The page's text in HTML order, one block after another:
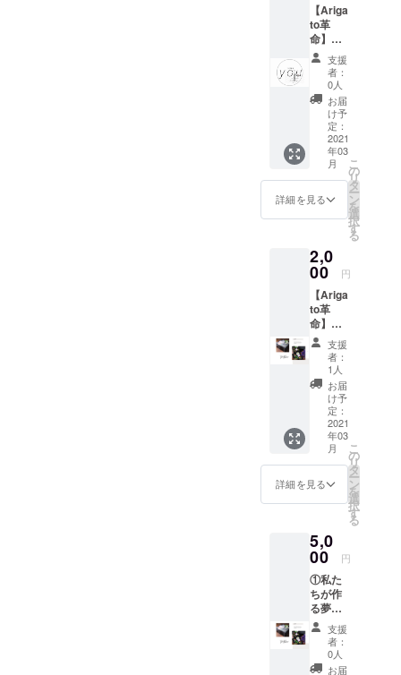
【Ariga
to革
命】の
初回コ
ンテン
ツのご
紹介と
お礼の
メール
をお送
りいた
します
☆
支援
者：
0人
お届
け予
定：
2021
年03
月
詳細を見る
こ
の
リ
タ
ー
ン
を
選
択
す
る
2,0
00 円
【Ariga
to革
命】月
会費半
年間パ
スポー
ト ①私
たちが
作る夢
のプ
ラット
ホーム
【Ariga
to革
命】会
費月
を半年
間パス
ポー
ト。 も
ちろん
すべて
のコン
テン
ツ、
サービ
支援
者：
1人
お届
け予
定：
2021
年03
月
詳細を見る
こ
の
リ
タ
ー
ン
を
選
択
す
る
5,0
00 円
①私た
ちが作
る夢の
プラッ
トホー
【Ariga
支援
者：
0人
お届